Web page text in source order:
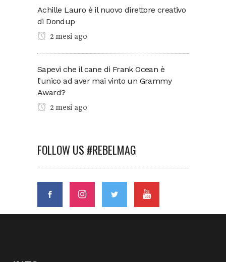
Achille Lauro è il nuovo direttore creativo
di Dondup
2 mesi ago
Sapevi che il cane di Frank Ocean è
l’unico ad aver mai vinto un Grammy
Award?
2 mesi ago
FOLLOW US #REBELMAG